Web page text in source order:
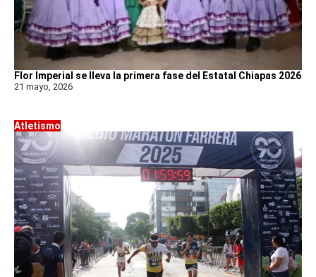
Flor Imperial se lleva la primera fase del Estatal Chiapas 2026
21 mayo, 2026
Atletismo